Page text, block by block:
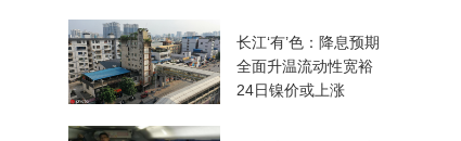
长江‘有’色：降息预期
全面升温流动性宽裕
24日镍价或上涨